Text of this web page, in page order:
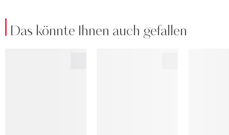
Das könnte Ihnen auch gefallen